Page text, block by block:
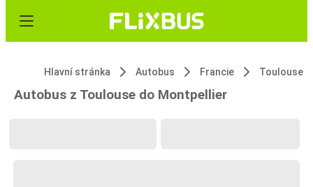
Hlavní stránka Autobus Francie Toulouse
Autobus z Toulouse do Montpellier